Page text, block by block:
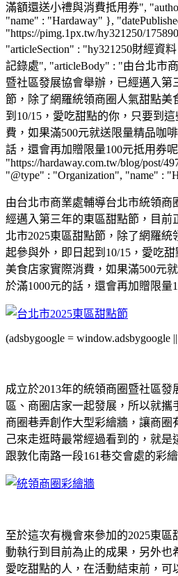
滿額還送小禮與消費抵用券",
"name" : "Hardaway" },
"https://pimg.1px.tw/hy321250/
"articleSection" : "hy321250財經資
記錄處", "articleBody" : "由台北市
暨社區發展協會舉辦，已經邁入第
節，除了網羅統領商圈人氣甜點美
到10/15，愛吃甜點的你，只要到
費，如果滿500元就送限量精品咖
話，還會再加贈限量100元抵用券
"https://hardaway.com.tw/blog/post/
"@type" : "Organization", "name" :
由台北市商業處輔導台北市統領商
經邁入第三年的東區甜點節，目前
北市2025東區甜點節，除了網羅
起參與外，即日起到10/15，愛吃
美食店家實際消費，如果滿500元
於滿1000元的話，還會再加贈限量
(adsbygoogle = window.adsbygoogle
成立於2013年的統領商圈暨社區
區、商圈店家一起發展，所以就攜
商圈巷弄創作大型彩繪牆，讓商圈
己來走逛時最常經過看到的，就是
跟敦化南路一段161巷交會處的彩繪
至於這次有機會來參加的2025東
動執行到目前為止的成果，另外也
愛吃甜點的人，在活動結束前，可